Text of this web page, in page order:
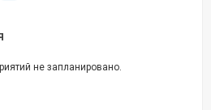
не запланировано.